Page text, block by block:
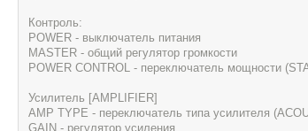
Контроль:
POWER - выключатель питания
MASTER - общий регулятор громкости
POWER CONTROL - переключатель мощности
Усилитель [AMPLIFIER]
AMP TYPE - переключатель типа усилителя
GAIN - регулятор усиления